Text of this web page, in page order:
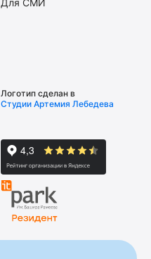
Для СМИ
Логотип сделан в
Студии Артемия Лебедева